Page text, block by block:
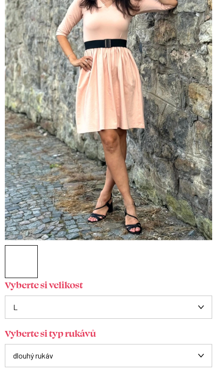
Vyberte si velikost
Vyberte si typ rukávů